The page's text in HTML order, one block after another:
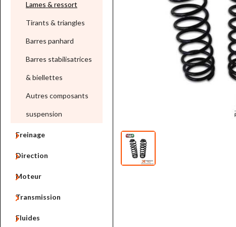
Lames & ressort
Tirants & triangles
Barres panhard
Barres stabilisatrices
& biellettes
Autres composants
suspension
Freinage

Direction

Moteur

Transmission

Fluides
